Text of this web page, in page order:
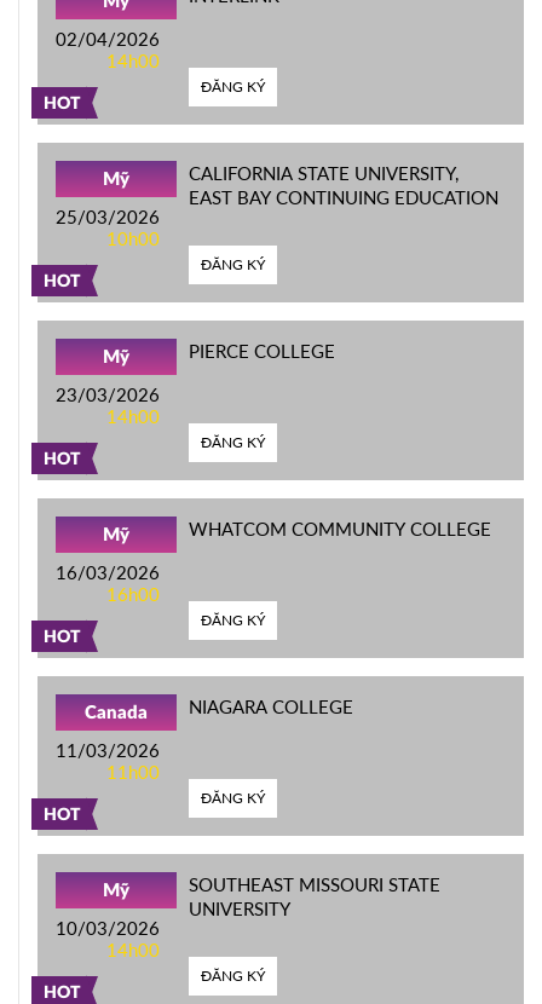
HOT
02/04/2026
14h00
ĐĂNG KÝ
HOT
Mỹ
25/03/2026
10h00
CALIFORNIA STATE UNIVERSITY,
EAST BAY CONTINUING EDUCATION
ĐĂNG KÝ
HOT
Mỹ
23/03/2026
14h00
PIERCE COLLEGE
ĐĂNG KÝ
HOT
Mỹ
16/03/2026
16h00
WHATCOM COMMUNITY COLLEGE
ĐĂNG KÝ
HOT
Canada
11/03/2026
11h00
NIAGARA COLLEGE
ĐĂNG KÝ
HOT
Mỹ
10/03/2026
14h00
SOUTHEAST MISSOURI STATE
UNIVERSITY
ĐĂNG KÝ